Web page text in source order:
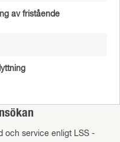
av fristående
och service enligt LSS -